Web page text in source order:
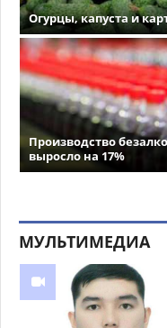
Огурцы, капуста и
Производство
выросло на 17%
МУЛЬТИМЕДИА